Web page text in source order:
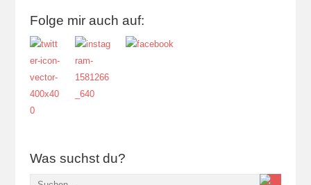
Folge mir auch auf:
Was suchst du?